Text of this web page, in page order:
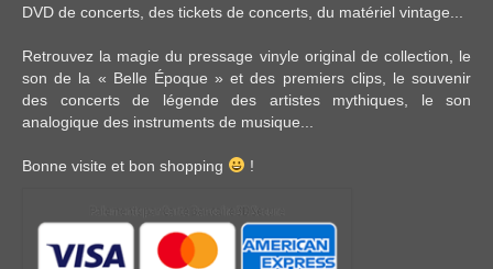
DVD de concerts, des tickets de concerts , du matériel vintage
Retrouvez la magie du pressage vinyle original de collection, le
son de la « Belle Époque » et des premiers clips, le souvenir
des concerts de légende des artistes mythiques, le son
analogique des instruments de musique...
Bonne visite et bon shopping !